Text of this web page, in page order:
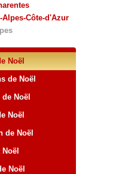
Alpes-Côte-d'Azur
Noël
de Noël
Noël
Noël
de Noël
Noël